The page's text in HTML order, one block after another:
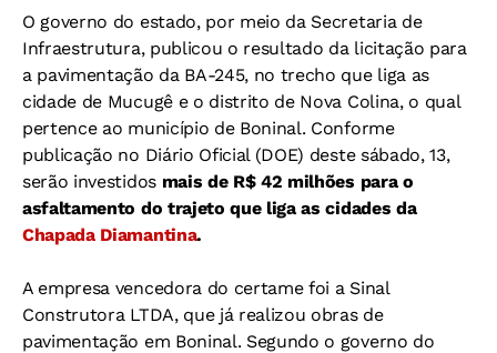
O governo do estado, por meio da Secretaria de
Infraestrutura, publicou o resultado da licitação para
a pavimentação da BA-245, no trecho que liga as
cidade de Mucugê e o distrito de Nova Colina, o qual
pertence ao município de Boninal. Conforme
publicação no Diário Oficial (DOE) deste sábado, 13,
serão investidosmais de R$ 42 milhões para o
asfaltamento do trajeto que liga as cidades da
Chapada Diamantina.
A empresa vencedora do certame foi a Sinal
Construtora LTDA, que já realizou obras de
pavimentação em Boninal. Segundo o governo do